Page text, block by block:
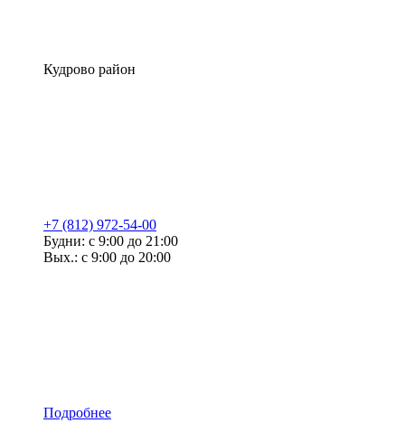
Кудрово район
+7 (812) 972-54-00
Будни: с 9:00 до 21:00
Вых.: с 9:00 до 20:00
Подробнее